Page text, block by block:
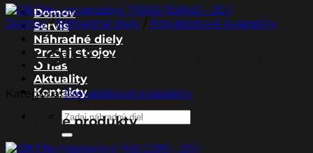
Domov
Servis
Náhradné diely
Predaj strojov
O nás
Aktuality
Kontakty
Hľadať:
Domov / Náhradné diely / Prevádzkové kvapaliny
Q8 Olej univerzálny T1000
Kategória:Prevádzkové kvapaliny
Súvisiace produkty